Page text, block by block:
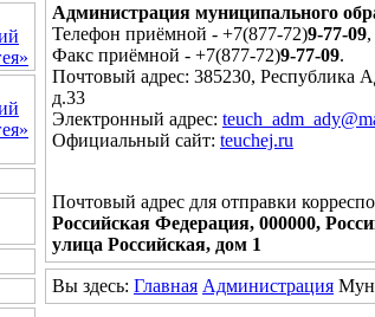
Администрация муниципального
Телефон приёмной - +7(877-72)9-77-09,
Факс приёмной - +7(877-72)9-77-09.
Почтовый адрес: 385230, Республика
д.33
Электронный адрес:
Официальный сайт: teuchej.ru
Почтовый адрес для отправки
Российская Федерация, 000000,
улица Российская, дом 1
Вы здесь: Главная Администрация